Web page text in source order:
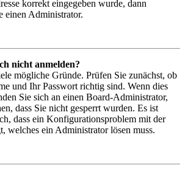
korrekt eingegeben wurde, dann
einen Administrator.
nicht anmelden?
mögliche Gründe. Prüfen Sie zunächst, ob
und Ihr Passwort richtig sind. Wenn dies
Sie sich an einen Board-Administrator,
dass Sie nicht gesperrt wurden. Es ist
dass ein Konfigurationsproblem mit der
welches ein Administrator lösen muss.